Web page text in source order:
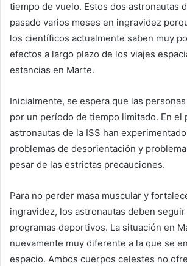
tiempo de vuelo. Estos dos astronautas
pasado varios meses en ingravidez
los científicos actualmente saben muy
efectos a largo plazo de los viajes
estancias en Marte.
Inicialmente, se espera que las
por un período de tiempo limitado. En el
astronautas de la ISS han
problemas de desorientación y
pesar de las estrictas precauciones.
Para no perder masa muscular y
ingravidez, los astronautas deben
programas deportivos. La situación en
nuevamente muy diferente a la que se
espacio. Ambos cuerpos celestes no